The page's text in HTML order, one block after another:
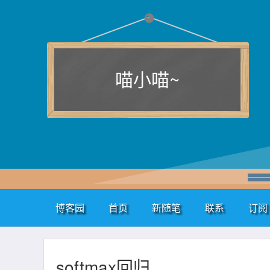
喵小喵~
博客园 首页 新随笔 联系 订阅